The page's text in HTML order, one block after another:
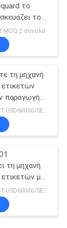
14
το
τον
MOQ:2 σύνολα
τη μηχανή
παραγωγή
σημάτων
USD50000/SET-USD60000/SET MOQ:1 ΣΥΝΟΛΟ
τη μηχανή
με
κεφάλι
USD50000/SET-USD60000/SET MOQ:1 ΣΥΝΟΛΟ